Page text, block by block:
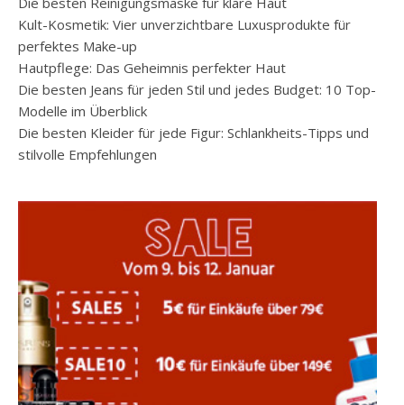
Kult-Kosmetik: Vier unverzichtbare Luxusprodukte für
perfektes Make-up
Hautpflege: Das Geheimnis perfekter Haut
Die besten Jeans für jeden Stil und jedes Budget: 10 Top-
Modelle im Überblick
Die besten Kleider für jede Figur: Schlankheits-Tipps und
stilvolle Empfehlungen